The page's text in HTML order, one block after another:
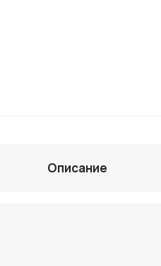
Описание